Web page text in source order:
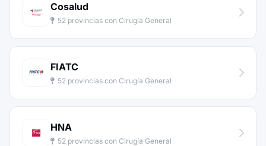
Cosalud
52 provincias con Cirugía General
FIATC
52 provincias con Cirugía General
HNA
52 provincias con Cirugía General